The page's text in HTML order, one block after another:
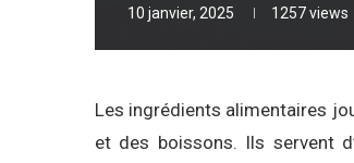
10 janvier, 2025 1257views
Les ingrédients alimentaires
et des boissons. Ils servent